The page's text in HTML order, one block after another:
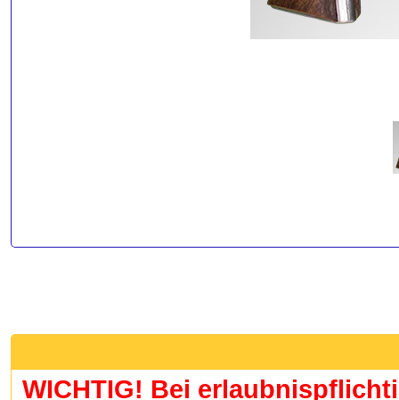
WICHTIG! Bei